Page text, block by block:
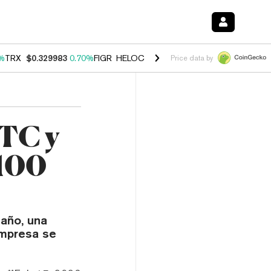
TRX $0.329983 0.70%FIGR_HELOC $1.001 -2.70% HYPE $54.76
Price data by
y
una
se